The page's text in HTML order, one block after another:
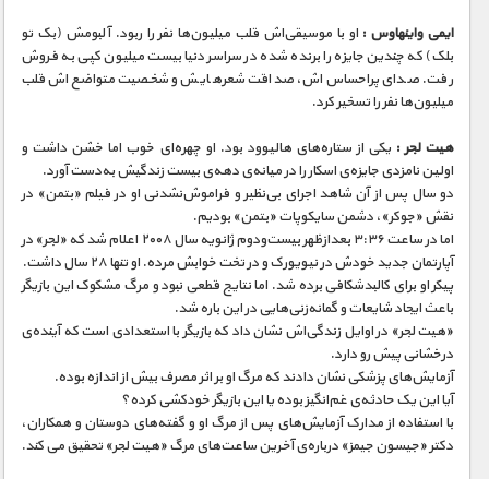
ایمی واینهاوس : او با موسیقی‌اش قلب میلیون‌ها نفر را ربود. آلبومش (بک تو
بلک) که چندین جایزه را برنده شده در سراسر دنیا بیست میلیون کپی به فروش
رفت. صدای پراحساس‌اش، صداقت شعرهایش و شخصیت متواضع‌اش قلب
میلیون‌ها نفر را تسخیر کرد.
هیت لجر :
یکی از ستاره‎‌های هالیوود بود. او چهره‌ای خوب اما خشن داشت و
اولین نامزدی جایزه‌ی اسکار را در میانه‌ی دهه‌ی بیست زندگیش به‌دست آورد.
دو سال پس از آن شاهد اجرای بی‌نظیر و فراموش‌نشدنی او در فیلم «بتمن» در
نقش «جوکر»، دشمن سایکوپات «بتمن» بودیم.
اما در ساعت ۳:۳۶ بعدازظهر بیست‌و‌دوم ژانویه سال ۲۰۰۸ اعلام شد که «لجر» در
آپارتمان جدید خودش در نیویورک و در تخت خوابش مرده. او تنها ۲۸ سال داشت.
پیکر او برای کالبدشکافی برده شد. اما نتایج قطعی نبود و مرگ مشکوک این بازیگر
باعث ایجاد شایعات و گمانه‌زنی‌هایی در این باره شد.
«هیت لجر» در اوایل زندگی‌اش نشان داد که بازیگر با استعدادی است که آینده‌ی
درخشانی پیش رو دارد.
آزمایش‌های پزشکی نشان دادند که مرگ او بر اثر مصرف بیش از اندازه بوده.
آیا این یک حادثه‌ی غم‌انگیز بوده یا این بازیگر خودکشی کرده؟
با استفاده از مدارک آزمایش‌های پس از مرگ او و گفته‌های دوستان و همکاران،
دکتر «جیسون جیمز» درباره‌ی آخرین ساعت‌های مرگ «هیت لجر» تحقیق می کند.